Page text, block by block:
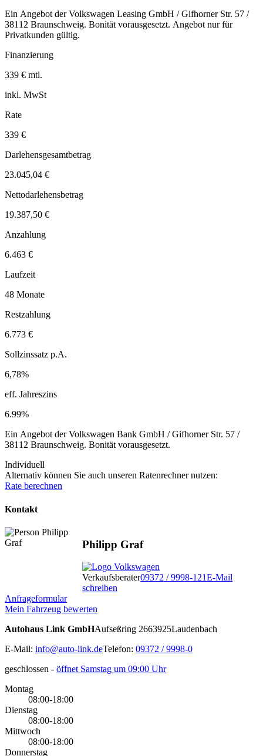
Ein Angebot der Volkswagen Leasing GmbH / Gifhorner Str. 57 /
38112 Braunschweig. Bonität vorausgesetzt. Angebot nur für
Privatkunden gültig.
Finanzierung
339 € mtl.
inkl. MwSt
Rate
339 €
Darlehensgesamtbetrag
23.045,04 €
Nettodarlehensbetrag
19.387,50 €
Anzahlung
6.463 €
Laufzeit
48 Monate
Restzahlung
6.773 €
Sollzinssatz p.A.
6,78%
eff. Jahreszins
6.99%
Ein Angebot der Volkswagen Bank GmbH / Gifhorner Str. 57 /
38112 Braunschweig. Bonität vorausgesetzt.
Individuell
Alternativ können Sie auch unseren Ratenrechner nutzen:
Rate berechnen
Kontakt
Philipp Graf
Verkaufsberater09372 / 9998-121E-Mail
schreiben
Anfrageformular
Mein Fahrzeug bewerten
Autohaus Link GmbHAufseßring 2663925Laudenbach
E-Mail: info@auto-link.deTelefon: 09372 / 9998-0
geschlossen - öffnet Samstag um 09:00 Uhr
Montag
08:00-18:00
Dienstag
08:00-18:00
Mittwoch
08:00-18:00
Donnerstag